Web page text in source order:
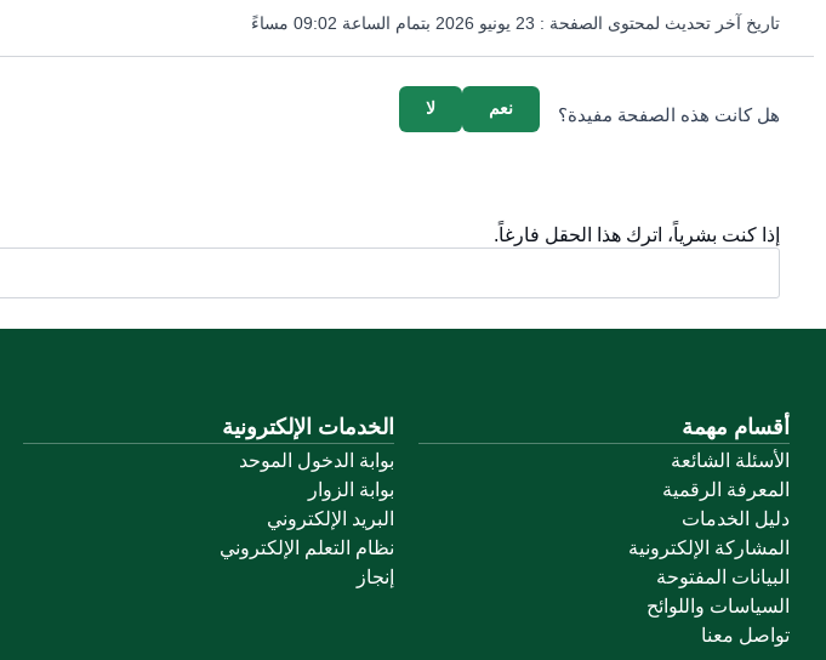
تاريخ آخر تحديث لمحتوى الصفحة : 23 يونيو 2026 بتمام الساعة 09:02 مساءً
هل كانت هذه الصفحة مفيدة؟ لا نعم
إذا كنت بشرياً، اترك هذا الحقل فارغاً.
أقسام مهمة
الأسئلة الشائعة
المعرفة الرقمية
دليل الخدمات
المشاركة الإلكترونية
البيانات المفتوحة
السياسات واللوائح
تواصل معنا
الخدمات الإلكترونية
بوابة الدخول الموحد
بوابة الزوار
البريد الإلكتروني
نظام التعلم الإلكتروني
إنجاز